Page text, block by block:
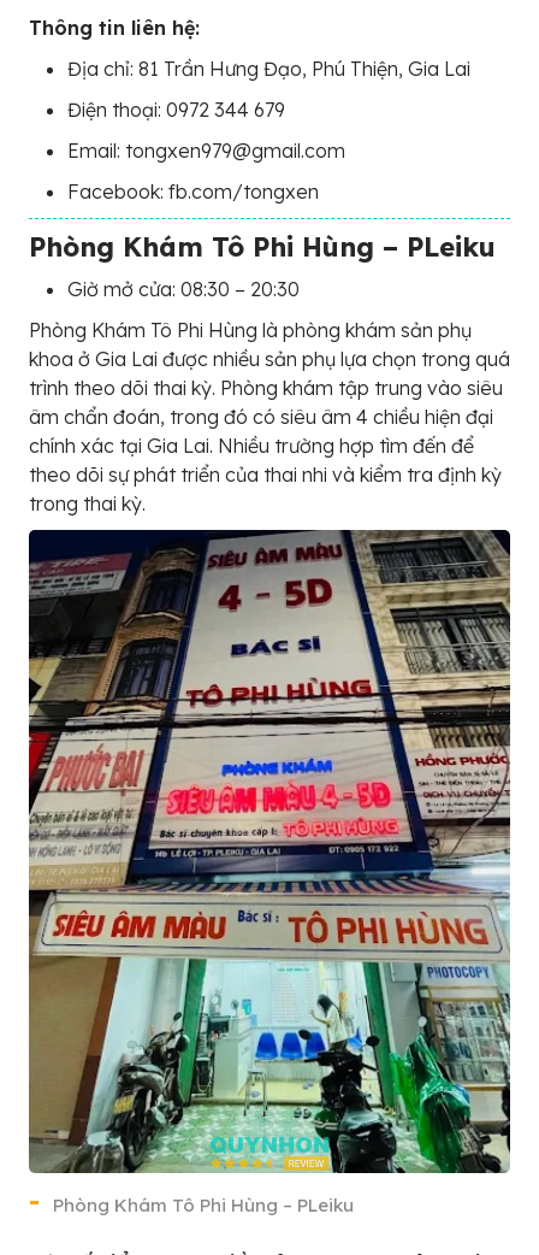
Thông tin liên hệ:
Địa chỉ: 81 Trần Hưng Đạo, Phú Thiện, Gia Lai
Điện thoại: 0972 344 679
Email: tongxen979@gmail.com
Facebook: fb.com/tongxen
Phòng Khám Tô Phi Hùng – PLeiku
Giờ mở cửa: 08:30 – 20:30
Phòng Khám Tô Phi Hùng là phòng khám sản phụ
khoa ở Gia Lai được nhiều sản phụ lựa chọn trong quá
trình theo dõi thai kỳ. Phòng khám tập trung vào siêu
âm chẩn đoán, trong đó có siêu âm 4 chiều hiện đại
chính xác tại Gia Lai. Nhiều trường hợp tìm đến để
theo dõi sự phát triển của thai nhi và kiểm tra định kỳ
trong thai kỳ.
Phòng Khám Tô Phi Hùng – PLeiku